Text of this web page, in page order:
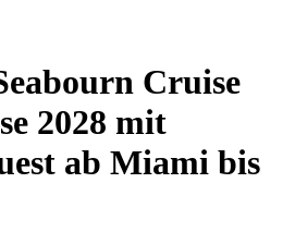
Cruise
2028 mit
ab Miami bis